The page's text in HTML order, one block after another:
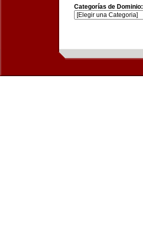
Categorías de Dominio: